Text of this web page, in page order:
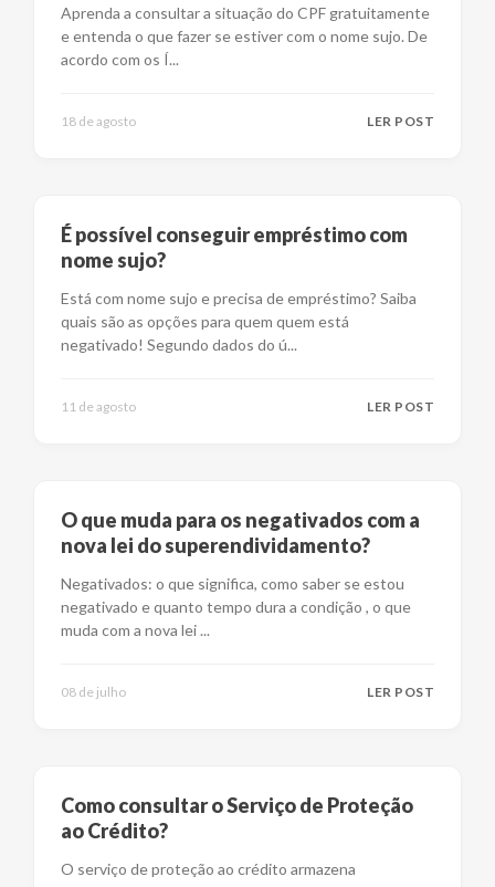
Aprenda a consultar a situação do CPF gratuitamente
e entenda o que fazer se estiver com o nome sujo. De
acordo com os Í...
18 de agosto LER POST
É possível conseguir empréstimo com
nome sujo?
Está com nome sujo e precisa de empréstimo? Saiba
quais são as opções para quem quem está
negativado! Segundo dados do ú...
11 de agosto LER POST
O que muda para os negativados com a
nova lei do superendividamento?
Negativados: o que significa, como saber se estou
negativado e quanto tempo dura a condição , o que
muda com a nova lei...
08 de julho LER POST
Como consultar o Serviço de Proteção
ao Crédito?
O serviço de proteção ao crédito armazena